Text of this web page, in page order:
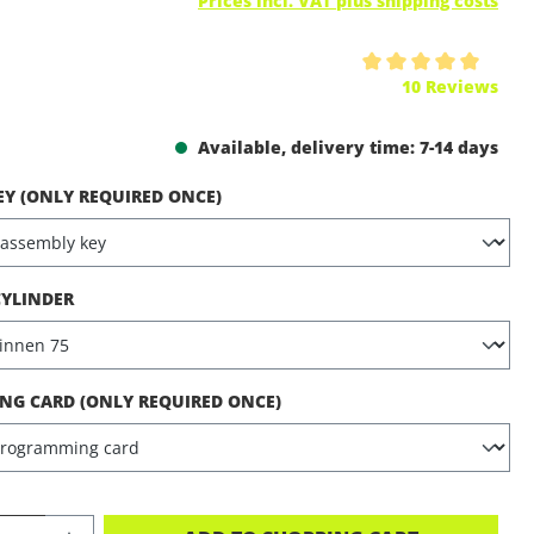
10 Reviews
Available, delivery time: 7-14 days
(ONLY REQUIRED ONCE)
CARD (ONLY REQUIRED ONCE)